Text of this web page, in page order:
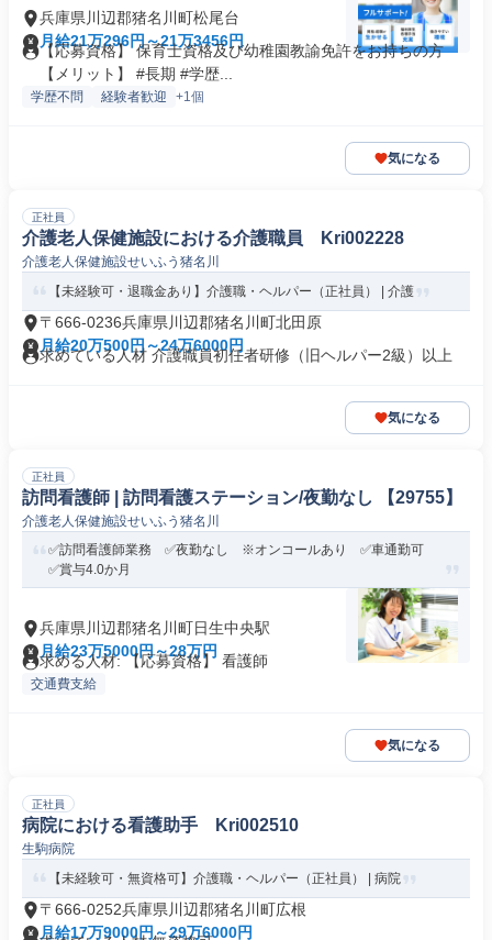
兵庫県川辺郡猪名川町松尾台
月給21万296円～21万3456円
【応募資格】 保育士資格及び幼稚園教諭免許をお持ちの方
【メリット】 #長期 #学歴...
学歴不問 経験者歓迎 +1個
気になる
正社員
介護老人保健施設における介護職員 Kri002228
介護老人保健施設せいふう猪名川
【未経験可・退職金あり】介護職・ヘルパー（正社員） | 介護
〒666-0236兵庫県川辺郡猪名川町北田原
月給20万500円～24万6000円
求めている人材 介護職員初任者研修（旧ヘルパー2級）以上
気になる
正社員
訪問看護師 | 訪問看護ステーション/夜勤なし 【29755】
介護老人保健施設せいふう猪名川
✅訪問看護師業務 ✅夜勤なし ※オンコールあり ✅車通勤可
✅賞与4.0か月
兵庫県川辺郡猪名川町日生中央駅
月給23万5000円～28万円
求める人材: 【応募資格】 看護師
交通費支給
気になる
正社員
病院における看護助手 Kri002510
生駒病院
【未経験可・無資格可】介護職・ヘルパー（正社員） | 病院
〒666-0252兵庫県川辺郡猪名川町広根
月給17万9000円～29万6000円